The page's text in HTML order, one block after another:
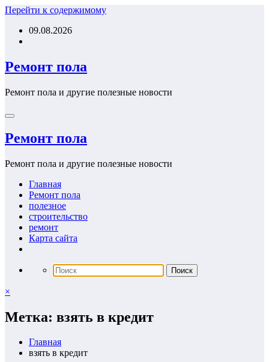
Перейти к содержимому
09.08.2026
Ремонт пола
Ремонт пола и другие полезные новости
Ремонт пола
Ремонт пола и другие полезные новости
Главная
Ремонт пола
полезное
строительство
ремонт
Карта сайта
×
Метка: взять в кредит
Главная
взять в кредит